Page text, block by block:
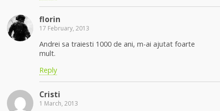
florin
17 February, 2013
Andrei sa traiesti 1000 de ani, m-ai ajutat foarte
mult.
Reply
Cristi
1 March, 2013